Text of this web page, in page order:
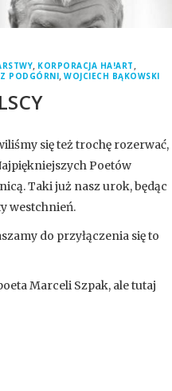
, KORPORACJA HA!ART ,
PODGÓRNI, WOJCIECH BĄKOWSKI
się też trochę rozerwać,
Poetów
Taki już nasz urok, będąc
westchnień.
do przyłączenia się to
Marceli Szpak, ale tutaj